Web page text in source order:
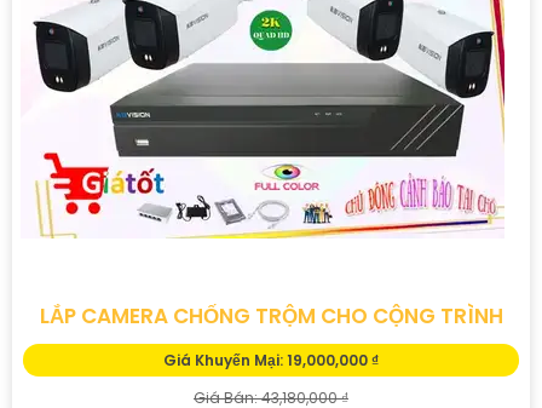
LẮP CAMERA CHỐNG TRỘM CHO CỘNG TRÌNH
Giá Khuyến Mại: 19,000,000 ₫
Giá Bán: 43,180,000 ₫